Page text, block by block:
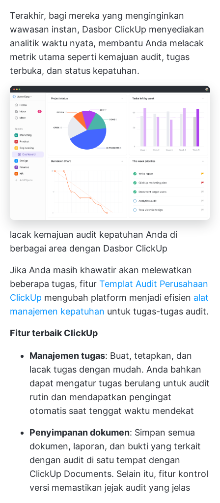
Terakhir, bagi mereka yang menginginkan
wawasan instan, Dasbor ClickUp menyediakan
analitik waktu nyata, membantu Anda melacak
metrik utama seperti kemajuan audit, tugas
terbuka, dan status kepatuhan.
lacak kemajuan audit kepatuhan Anda di
berbagai area dengan Dasbor ClickUp
Jika Anda masih khawatir akan melewatkan
beberapa tugas, fitur Templat Audit Perusahaan
ClickUp mengubah platform menjadi efisien alat
manajemen kepatuhan untuk tugas-tugas audit.
Fitur terbaik ClickUp
Manajemen tugas: Buat, tetapkan, dan
lacak tugas dengan mudah. Anda bahkan
dapat mengatur tugas berulang untuk audit
rutin dan mendapatkan pengingat
otomatis saat tenggat waktu mendekat
Penyimpanan dokumen: Simpan semua
dokumen, laporan, dan bukti yang terkait
dengan audit di satu tempat dengan
ClickUp Documents. Selain itu, fitur kontrol
versi memastikan jejak audit yang jelas